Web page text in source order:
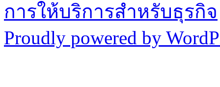
การให้บริการสำหรับธุรกิจ
Proudly powered by